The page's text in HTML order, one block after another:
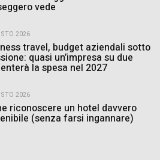
vede
2026
travel, budget aziendali sotto
quasi un’impresa su due
la spesa nel 2027
2026
riconoscere un hotel davvero
(senza farsi ingannare)